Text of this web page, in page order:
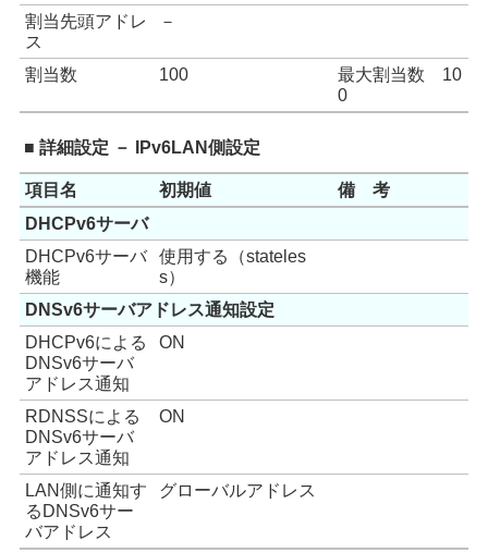
割当先頭アドレ
ス
－
割当数 100
最大割当数 10
0
■ 詳細設定 － IPv6LAN側設定
項目名 初期値
備 考
DHCPv6サーバ
DHCPv6サーバ
機能
使用する（stateles
s）
DNSv6サーバアドレス通知設定
DHCPv6による
DNSv6サーバ
アドレス通知
ON
RDNSSによる
DNSv6サーバ
アドレス通知
ON
LAN側に通知す
るDNSv6サー
バアドレス
グローバルアドレス